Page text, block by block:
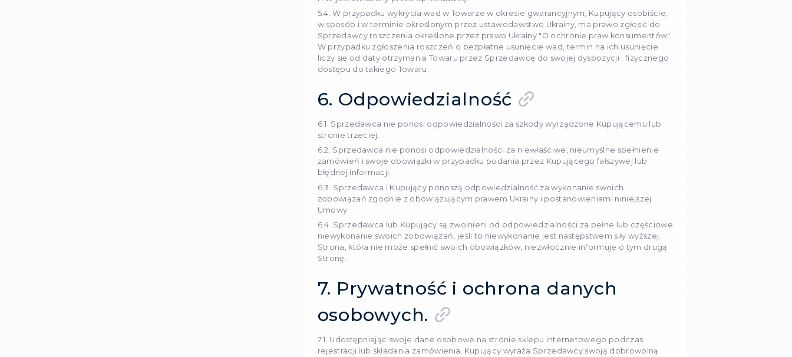
4. Kupujący zobowiązuje się:
4.1. Do momentu zawarcia Umowy zapoznać się z treścią Umowy, warunkami
cenami proponowanymi przez Sprzedawcę na stronie sklepu internetowego.
4.2. Aby Sprzedawca mógł wykonać swoje zobowiązania wobec Kupującego,
Kupującego, a także wystarczające do dostarczenia Kupującemu
5. Zwracanie Towarów
zaspokoił go lub nie może nim korzystać zgodnie z przeznaczeniem. Zwrot
właściwej jakości jest realizowany, jeśli nie był używany i jeśli...
5.3. Zwrot towaru właściwej jakości do Sprzedawcy jest realizowany na koszt
i nie jest zwracany przez Sprzedawcę.
w sposób i w terminie określonym przez ustawodawstwo Ukrainy, ma prawo
Sprzedawcy roszczenia określone przez prawo Ukrainy "O ochronie praw
W przypadku zgłoszenia roszczeń o bezpłatne usunięcie wad, termin na ich
liczy się od daty otrzymania Towaru przez Sprzedawcę do swojej dyspozycji i
dostępu do takiego Towaru.